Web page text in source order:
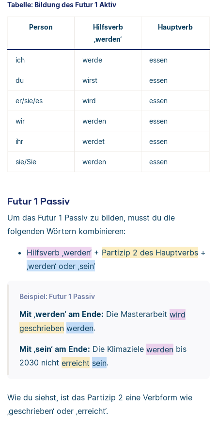
Tabelle: Bildung des Futur 1 Aktiv
Person
Hilfsverb
‚werden‘
Hauptverb
ich werde essen
du wirst essen
er/sie/es wird essen
wir werden essen
ihr werdet essen
sie/Sie werden essen
Futur 1 Passiv
Um das Futur 1 Passiv zu bilden, musst du die
folgenden Wörtern kombinieren:
Hilfsverb ‚werden‘ + Partizip 2 des Hauptverbs +
‚werden‘ oder ‚sein‘
Beispiel: Futur 1 Passiv
Mit ‚werden‘ am Ende: Die Masterarbeit wird
geschrieben werden.
Mit ‚sein‘ am Ende: Die Klimaziele werdenbis
2030 nicht erreicht sein.
Wie du siehst, ist das Partizip 2 eine Verbform wie
‚geschrieben‘ oder ‚erreicht‘.